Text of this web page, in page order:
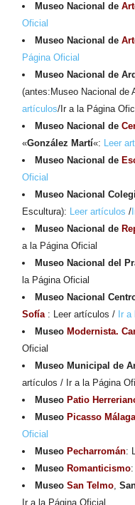
Museo Nacional de
Oficial
Museo Nacional de
Página Oficial
Museo Nacional de
(antes:Museo Nacional de
artículos/Ir a la Página
Museo Nacional de
«González Martí«: Leer
Museo Nacional de
Oficial
Museo Nacional
Escultura): Leer artículos /
Museo Nacional de
a la Página Oficial
Museo Nacional del
la Página Oficial
Museo Nacional
Sofía : Leer artículos / Ir
Museo Modernista.
Oficial
Museo Municipal de
artículos / Ir a la Página
Museo Patio
Museo Picasso Málaga
Oficial
Museo Pecharromán:
Museo Romanticismo:
Museo San Telmo,
Ir a la Página Oficial